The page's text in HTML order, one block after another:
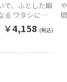
で、ふとした瞬
る ワタシにち
タッチマグ。
￥4,158 (税込)